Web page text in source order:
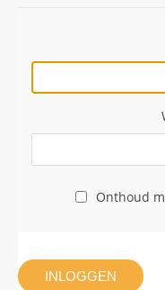
Onthoud
INLOGGEN